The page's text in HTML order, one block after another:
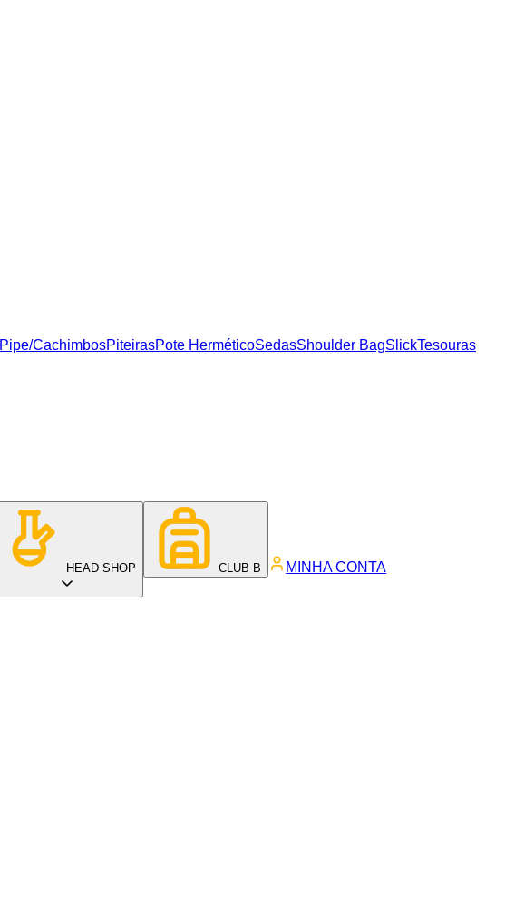
Pipe/CachimbosPiteirasPote HerméticoSedasShoulder BagSlickTesouras
HEAD SHOP CLUB B MINHA CONTA